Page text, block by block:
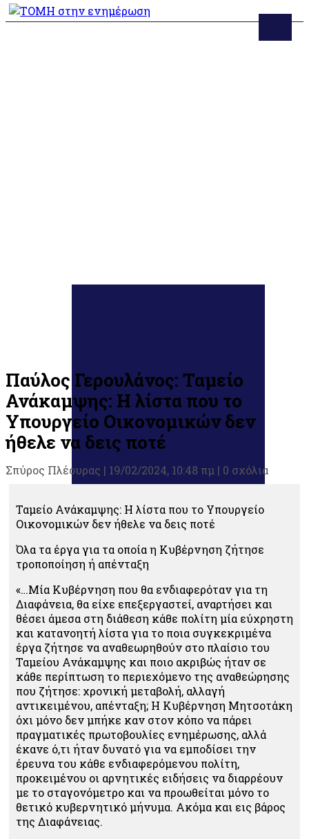
Παύλος Γερουλάνος: Ταμείο
Ανάκαμψης: Η λίστα που το
Υπουργείο Οικονομικών δεν
ήθελε να δεις ποτέ
Σπύρος Πλέουρας | 19/02/2024, 10:48 πμ | 0 σχόλια
Ταμείο Ανάκαμψης: Η λίστα που το Υπουργείο
Οικονομικών δεν ήθελε να δεις ποτέ
Όλα τα έργα για τα οποία η Κυβέρνηση ζήτησε
τροποποίηση ή απένταξη
«…Μία Κυβέρνηση που θα ενδιαφερόταν για τη
Διαφάνεια, θα είχε επεξεργαστεί, αναρτήσει και
θέσει άμεσα στη διάθεση κάθε πολίτη μία εύχρηστη
και κατανοητή λίστα για το ποια συγκεκριμένα
έργα ζήτησε να αναθεωρηθούν στο πλαίσιο του
Ταμείου Ανάκαμψης και ποιο ακριβώς ήταν σε
κάθε περίπτωση το περιεχόμενο της αναθεώρησης
που ζήτησε: χρονική μεταβολή, αλλαγή
αντικειμένου, απένταξη; Η Κυβέρνηση Μητσοτάκη
όχι μόνο δεν μπήκε καν στον κόπο να πάρει
πραγματικές πρωτοβουλίες ενημέρωσης, αλλά
έκανε ό,τι ήταν δυνατό για να εμποδίσει την
έρευνα του κάθε ενδιαφερόμενου πολίτη,
προκειμένου οι αρνητικές ειδήσεις να διαρρέουν
με το σταγονόμετρο και να προωθείται μόνο το
θετικό κυβερνητικό μήνυμα. Ακόμα και εις βάρος
της Διαφάνειας.